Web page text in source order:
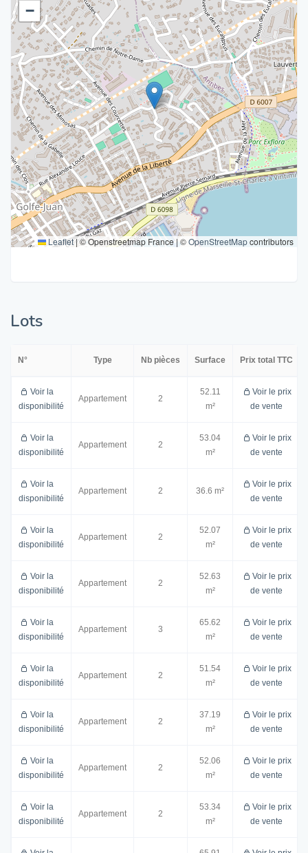
−
Leaflet|© Openstreetmap France | ©OpenStreetMapcontributors
Lots
N° Type Nb pièces Surface Prix total TTC
Voir la
disponibilité
Appartement 2
52.11
m²
Voir le prix
de vente
Voir la
disponibilité
Appartement 2
53.04
m²
Voir le prix
de vente
Voir la
disponibilité
Appartement 2 36.6 m²
Voir le prix
de vente
Voir la
disponibilité
Appartement 2
52.07
m²
Voir le prix
de vente
Voir la
disponibilité
Appartement 2
52.63
m²
Voir le prix
de vente
Voir la
disponibilité
Appartement 3
65.62
m²
Voir le prix
de vente
Voir la
disponibilité
Appartement 2
51.54
m²
Voir le prix
de vente
Voir la
disponibilité
Appartement 2
37.19
m²
Voir le prix
de vente
Voir la
disponibilité
Appartement 2
52.06
m²
Voir le prix
de vente
Voir la
disponibilité
Appartement 2
53.34
m²
Voir le prix
de vente